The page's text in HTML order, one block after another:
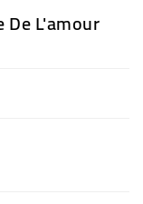
De L'amour